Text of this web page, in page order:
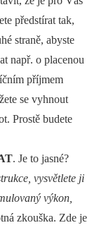
předstírat tak,
straně, abyste
např. o placenou
příjmem
se vyhnout
Prostě budete
. Je to jasné?
vysvětlete ji
výkon,
zkouška. Zde je